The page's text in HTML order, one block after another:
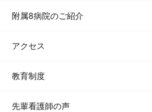
附属8病院のご紹介
アクセス
教育制度
先輩看護師の声